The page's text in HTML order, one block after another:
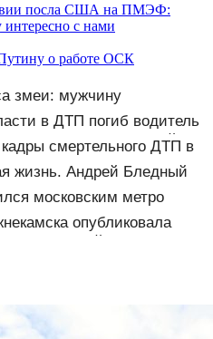
посла США на ПМЭФ:
интересно с нами
о работе ОСК
змеи: мужчину
в ДТП погиб водитель
и городов Тверской
– Тверские новости.
смертельного ДТП в
жизнь. Андрей Бледный
вместо рэпа: «У меня на
туше»
московским метро
опубликовала
питбайкера